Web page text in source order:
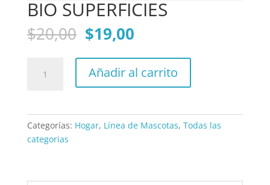
BIO SUPERFICIES
$20,00 El
precio
original
era:
$20,00.
$19,00El
actual
es:
$19,00.
SUPERFICIES
Añadir al carrito
Categorías: Hogar, Línea de Mascotas, Todas las
categorias